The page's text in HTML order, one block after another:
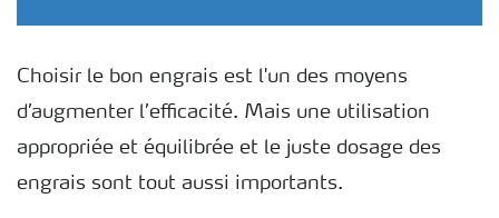
Choisir le bon engrais est l'un des moyens
d’augmenter l’efficacité. Mais une utilisation
appropriée et équilibrée et le juste dosage des
engrais sont tout aussi importants.